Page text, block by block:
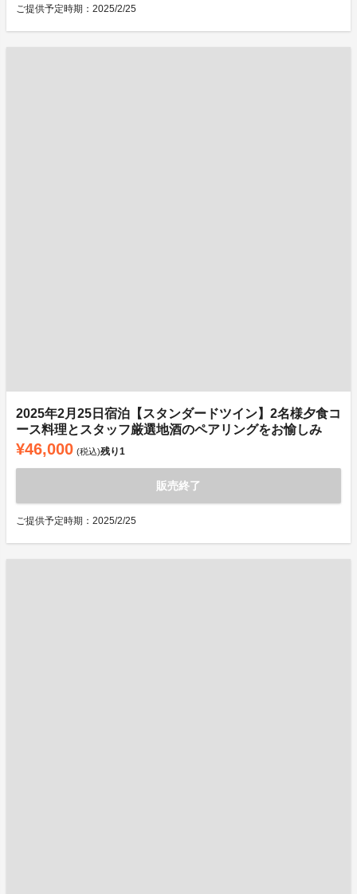
ご提供予定時期：2025/2/25
2025年2月25日宿泊【スタンダードツイン】2名様夕食コ
ース料理とスタッフ厳選地酒のペアリングをお愉しみ
¥46,000 (税込)残り1
販売終了
ご提供予定時期：2025/2/25